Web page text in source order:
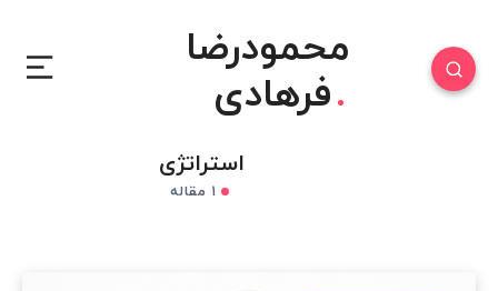
محمودرضا
فرهادی
استراتژی